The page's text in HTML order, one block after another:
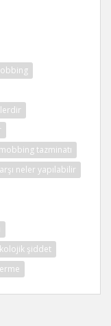
mobbing tazminatı
neler yapılabilir
şiddet